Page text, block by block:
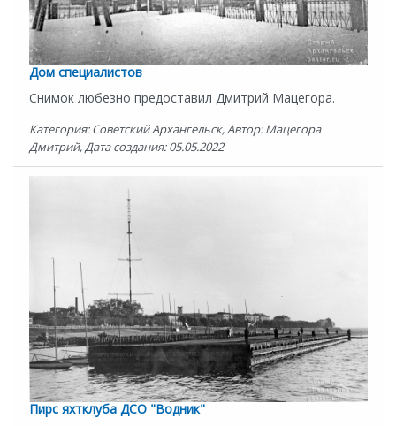
Дом специалистов
Снимок любезно предоставил Дмитрий Мацегора.
Категория: Советский Архангельск, Автор: Мацегора
Дмитрий, Дата создания: 05.05.2022
Пирс яхтклуба ДСО "Водник"